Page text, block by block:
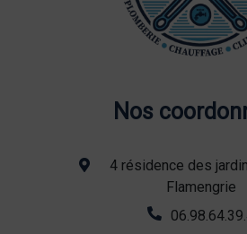
Nos
4 résidence des
Flamengrie